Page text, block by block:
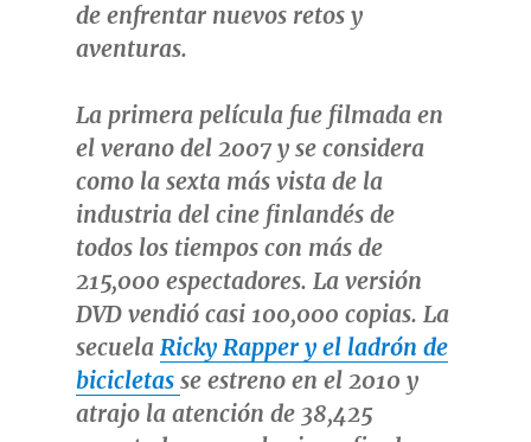
de enfrentar nuevos retos y
aventuras.
La primera película fue filmada en
el verano del 2007 y se considera
como la sexta más vista de la
industria del cine finlandés de
todos los tiempos con más de
215,000 espectadores. La versión
DVD vendió casi 100,000 copias. La
secuela Ricky Rapper y el ladrón de
bicicletas se estreno en el 2010 y
atrajo la atención de 38,425